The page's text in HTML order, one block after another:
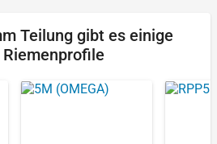
Teilung gibt es einige